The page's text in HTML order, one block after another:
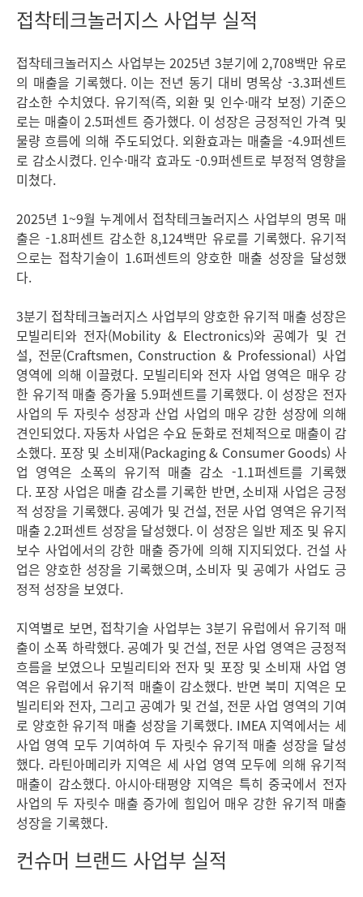
접착테크놀러지스 사업부 실적
접착테크놀러지스 사업부는 2025년 3분기에 2,708백만 유로
의 매출을 기록했다. 이는 전년 동기 대비 명목상 -3.3퍼센트
감소한 수치였다. 유기적(즉, 외환 및 인수·매각 보정) 기준으
로는 매출이 2.5퍼센트 증가했다. 이 성장은 긍정적인 가격 및
물량 흐름에 의해 주도되었다. 외환효과는 매출을 -4.9퍼센트
로 감소시켰다. 인수·매각 효과도 -0.9퍼센트로 부정적 영향을
미쳤다.
2025년 1~9월 누계에서 접착테크놀러지스 사업부의 명목 매
출은 -1.8퍼센트 감소한 8,124백만 유로를 기록했다. 유기적
으로는 접착기술이 1.6퍼센트의 양호한 매출 성장을 달성했
다.
3분기 접착테크놀러지스 사업부의 양호한 유기적 매출 성장은
모빌리티와 전자(Mobility & Electronics)와 공예가 및 건
설, 전문(Craftsmen, Construction & Professional) 사업
영역에 의해 이끌렸다. 모빌리티와 전자 사업 영역은 매우 강
한 유기적 매출 증가율 5.9퍼센트를 기록했다. 이 성장은 전자
사업의 두 자릿수 성장과 산업 사업의 매우 강한 성장에 의해
견인되었다. 자동차 사업은 수요 둔화로 전체적으로 매출이 감
소했다. 포장 및 소비재(Packaging & Consumer Goods) 사
업 영역은 소폭의 유기적 매출 감소 -1.1퍼센트를 기록했
다. 포장 사업은 매출 감소를 기록한 반면, 소비재 사업은 긍정
적 성장을 기록했다. 공예가 및 건설, 전문 사업 영역은 유기적
매출 2.2퍼센트 성장을 달성했다. 이 성장은 일반 제조 및 유지
보수 사업에서의 강한 매출 증가에 의해 지지되었다. 건설 사
업은 양호한 성장을 기록했으며, 소비자 및 공예가 사업도 긍
정적 성장을 보였다.
지역별로 보면, 접착기술 사업부는 3분기 유럽에서 유기적 매
출이 소폭 하락했다. 공예가 및 건설, 전문 사업 영역은 긍정적
흐름을 보였으나 모빌리티와 전자 및 포장 및 소비재 사업 영
역은 유럽에서 유기적 매출이 감소했다. 반면 북미 지역은 모
빌리티와 전자, 그리고 공예가 및 건설, 전문 사업 영역의 기여
로 양호한 유기적 매출 성장을 기록했다. IMEA 지역에서는 세
사업 영역 모두 기여하여 두 자릿수 유기적 매출 성장을 달성
했다. 라틴아메리카 지역은 세 사업 영역 모두에 의해 유기적
매출이 감소했다. 아시아·태평양 지역은 특히 중국에서 전자
사업의 두 자릿수 매출 증가에 힘입어 매우 강한 유기적 매출
성장을 기록했다.
컨슈머 브랜드 사업부 실적